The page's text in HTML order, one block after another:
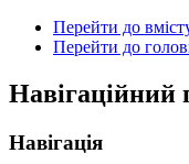
Перейти до
Перейти до
Навігаційний
Навігація